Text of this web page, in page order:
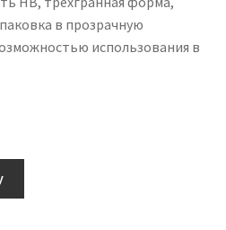
в прозрачную
использования в